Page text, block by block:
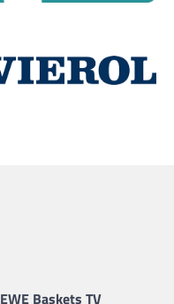
EWE Baskets TV